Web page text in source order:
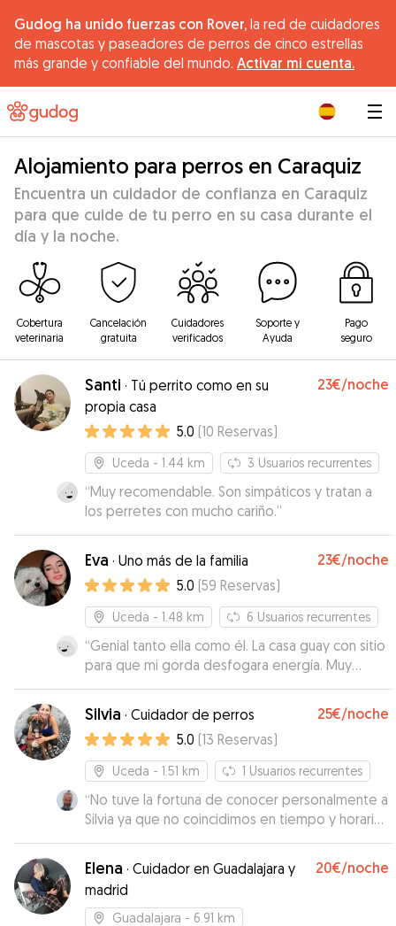
Gudog ha unido fuerzas con Rover, la red de cuidadores
de mascotas y paseadores de perros de cinco estrellas
más grande y confiable del mundo. Activar mi cuenta.
Alojamiento para perros en Caraquiz
Encuentra un cuidador de confianza en Caraquiz
para que cuide de tu perro en su casa durante el
día y la noche.
Cobertura
veterinaria
Cancelación
gratuita
Cuidadores
verificados
Soporte y
Ayuda
Pago
seguro
Santi · Tú perrito como en su
propia casa
23€/noche
5.0 (10 Reservas)
Uceda - 1.44 km 3 Usuarios recurrentes
“Muy recomendable. Son simpáticos y tratan a
los perretes con mucho cariño.”
Eva · Uno más de la familia 23€/noche
5.0 (59 Reservas)
Uceda - 1.48 km 6 Usuarios recurrentes
“Genial tanto ella como él. La casa guay con sitio
para que mi gorda desfogara energía. Muy
contentos.”
Silvia · Cuidador de perros 25€/noche
5.0 (13 Reservas)
Uceda - 1.51 km 1 Usuarios recurrentes
“No tuve la fortuna de conocer personalmente a
Silvia ya que no coincidimos en tiempo y horario,
pero su madre que fue quien nos recibió, fue
encantadora.. Muy atentas ambas en hacerme
saber que la Ylla estaba bien en todo momento
y muy agradecido por su excelente disposición
a cuidármela con tan poco margen de tiempo.
Elena · Cuidador en Guadalajara y
madrid
20€/noche
Guadalajara - 6.91 km